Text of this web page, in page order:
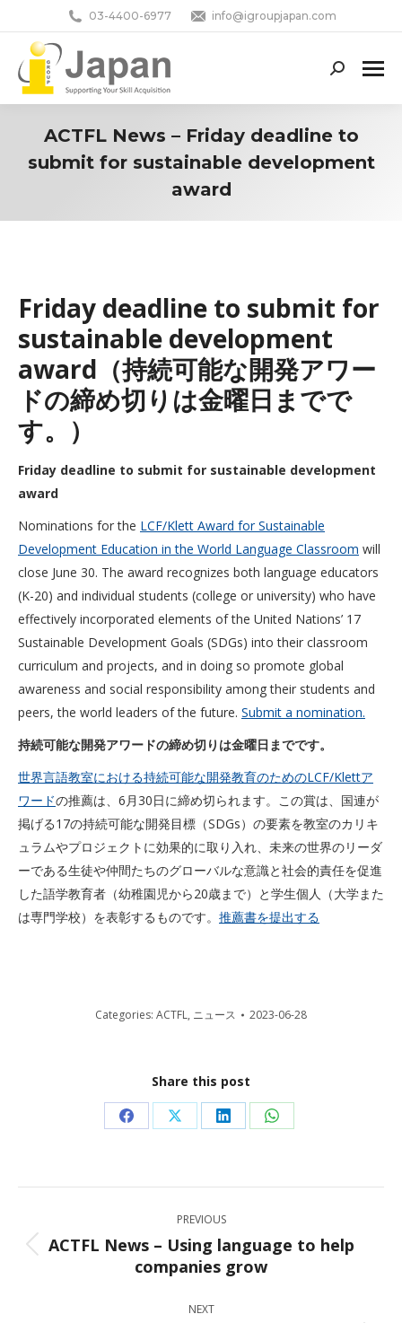
03-4400-6977 info@igroupjapan.com
Search:
ACTFL News – Friday deadline to
submit for sustainable development
award
Friday deadline to submit for
sustainable development
award（持続可能な開発アワー
ドの締め切りは金曜日までで
す。）
Friday deadline to submit for sustainable development
award
Nominations for the LCF/Klett Award for Sustainable
Development Education in the World Language Classroom will
close June 30. The award recognizes both language educators
(K-20) and individual students (college or university) who have
effectively incorporated elements of the United Nations’ 17
Sustainable Development Goals (SDGs) into their classroom
curriculum and projects, and in doing so promote global
awareness and social responsibility among their students and
peers, the world leaders of the future. Submit a nomination.
持続可能な開発アワードの締め切りは金曜日までです。
世界言語教室における持続可能な開発教育のためのLCF/Klettア
ワードの推薦は、6月30日に締め切られます。この賞は、国連が
掲げる17の持続可能な開発目標（SDGs）の要素を教室のカリキ
ュラムやプロジェクトに効果的に取り入れ、未来の世界のリーダ
ーである生徒や仲間たちのグローバルな意識と社会的責任を促進
した語学教育者（幼稚園児から20歳まで）と学生個人（大学また
は専門学校）を表彰するものです。 推薦書を提出する
Categories: ACTFL, ニュース 2023-06-28
Share this post
Share
Facebook
Share
X
Share
LinkedIn
Share
WhatsApp
navigation
PREVIOUS
Previous
post:
ACTFL News – Using language to help
companies grow
NEXT